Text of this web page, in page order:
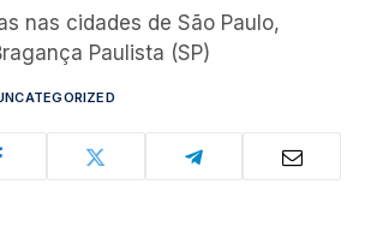
nas cidades de São Paulo,
Paulista (SP)